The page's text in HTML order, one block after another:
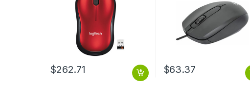
$262.71 $63.37